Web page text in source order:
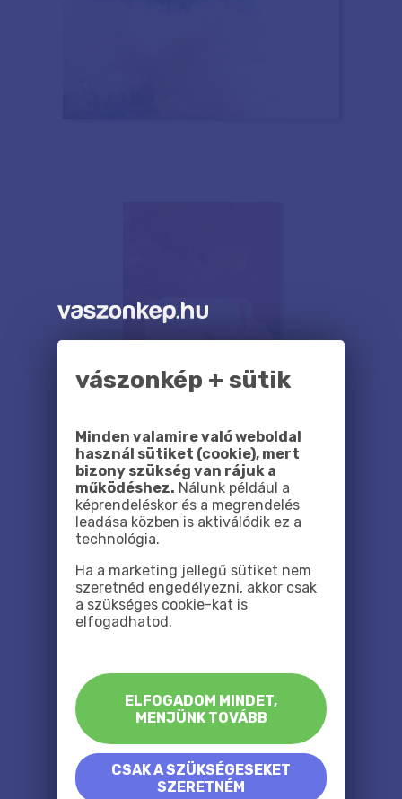
vászonkép + sütik
Minden valamire való weboldal
használ sütiket (cookie), mert
bizony szükség van rájuk a
működéshez. Nálunk például a
képrendeléskor és a megrendelés
leadása közben is aktiválódik ez a
technológia.
Ha a marketing jellegű sütiket nem
szeretnéd engedélyezni, akkor csak
a szükséges cookie-kat is
elfogadhatod.
ELFOGADOM MINDET,
MENJÜNK TOVÁBB
CSAK A SZÜKSÉGESEKET
SZERETNÉM